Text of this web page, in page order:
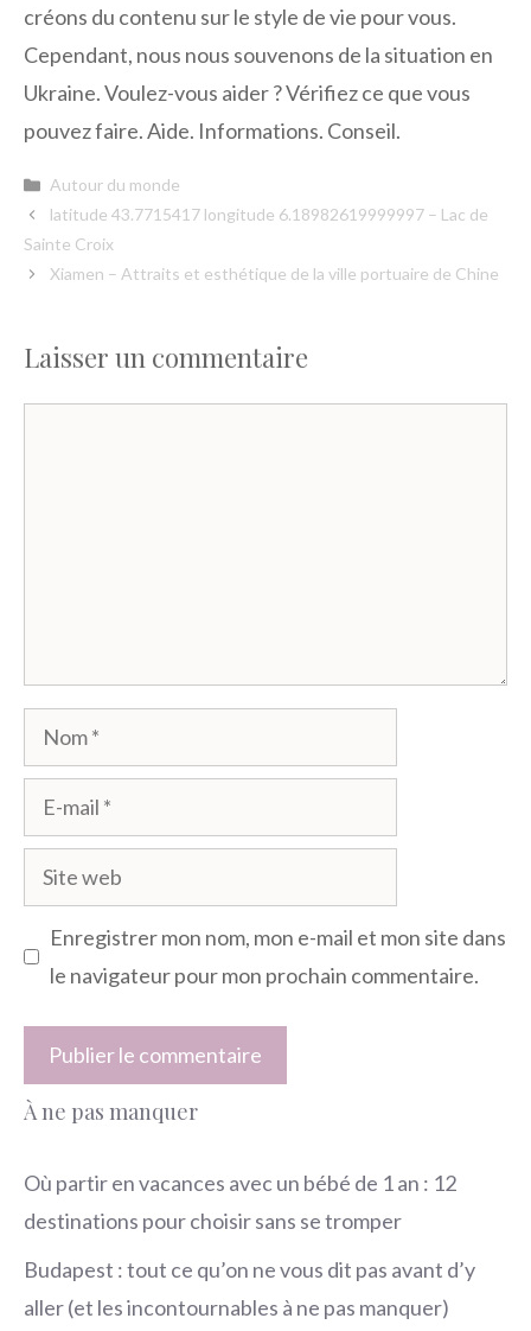
créons du contenu sur le style de vie pour vous.
Cependant, nous nous souvenons de la situation en
Ukraine. Voulez-vous aider ? Vérifiez ce que vous
pouvez faire. Aide. Informations. Conseil.
Catégories
Autour du monde
latitude 43.7715417 longitude 6.18982619999997 – Lac de
Sainte Croix
Xiamen – Attraits et esthétique de la ville portuaire de Chine
Laisser un commentaire
Nom
mail
Site
web
Enregistrer mon nom, mon e-mail et mon site dans
le navigateur pour mon prochain commentaire.
À ne pas manquer
Où partir en vacances avec un bébé de 1 an : 12
destinations pour choisir sans se tromper
Budapest : tout ce qu’on ne vous dit pas avant d’y
aller (et les incontournables à ne pas manquer)